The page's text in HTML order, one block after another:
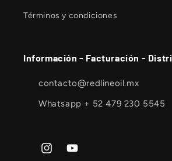
Términos y condiciones
Información - Facturación -
contacto@redlineoil.mx
Whatsapp + 52 479 230 5545
InstagramYouTube